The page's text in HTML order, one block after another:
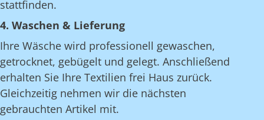
stattfinden.
4. Waschen & Lieferung
Ihre Wäsche wird professionell gewaschen,
getrocknet, gebügelt und gelegt. Anschließend
erhalten Sie Ihre Textilien frei Haus zurück.
Gleichzeitig nehmen wir die nächsten
gebrauchten Artikel mit.